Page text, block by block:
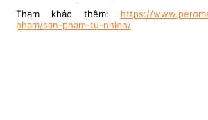
Tham khảo thêm: https://
pham/san-pham-tu-nhien/